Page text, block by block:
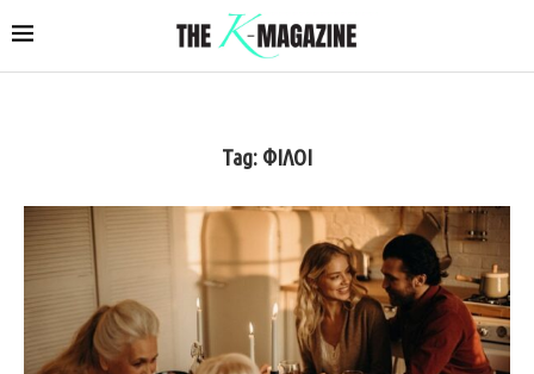
Tag: ΦΙΛΟΙ